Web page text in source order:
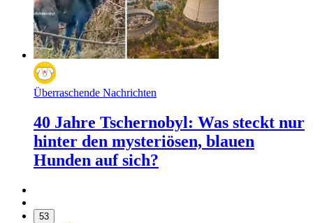
Überraschende Nachrichten
40 Jahre Tschernobyl: Was steckt nur
hinter den mysteriösen, blauen
Hunden auf sich?
53